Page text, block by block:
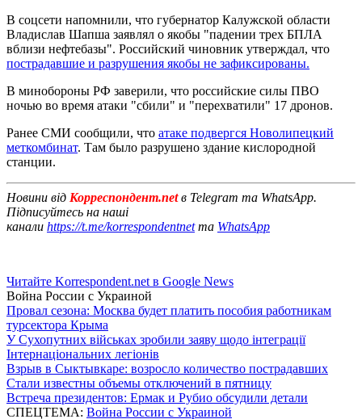
В соцсети напомнили, что губернатор Калужской области
Владислав Шапша заявлял о якобы "падении трех БПЛА
вблизи нефтебазы". Российский чиновник утверждал, что
пострадавшие и разрушения якобы не зафиксированы.
В минобороны РФ заверили, что российские силы ПВО
ночью во время атаки "сбили" и "перехватили" 17 дронов.
Ранее СМИ сообщили, что атаке подвергся Новолипецкий
меткомбинат. Там было разрушено здание кислородной
станции.
Новини від Корреспондент.netв Telegram та WhatsApp.
Підписуйтесь на наші
канали https://t.me/korrespondentnetта WhatsApp
Читайте Korrespondent.net в Google News
Война России с Украиной
Провал сезона: Москва будет платить пособия работникам
турсектора Крыма
У Сухопутних військах зробили заяву щодо інтеграції
Інтернаціональних легіонів
Взрыв в Сыктывкаре: возросло количество пострадавших
Стали известны объемы отключений в пятницу
Встреча президентов: Ермак и Рубио обсудили детали
СПЕЦТЕМА: Война России с Украиной